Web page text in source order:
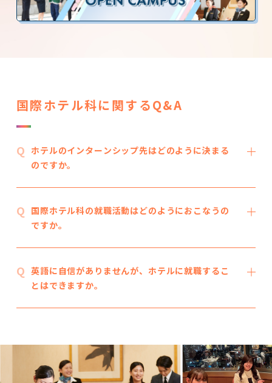
国際ホテル科に関するQ&A
ホテルのインターンシップ先はどのように決まる
のですか。
国際ホテル科の就職活動はどのようにおこなうの
ですか。
英語に自信がありませんが、ホテルに就職するこ
とはできますか。